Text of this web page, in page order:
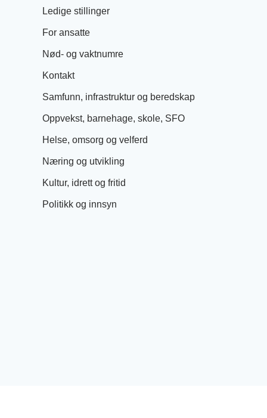
Ledige stillinger
For ansatte
Nød- og vaktnumre
Kontakt
Samfunn, infrastruktur og beredskap
Oppvekst, barnehage, skole, SFO
Helse, omsorg og velferd
Næring og utvikling
Kultur, idrett og fritid
Politikk og innsyn